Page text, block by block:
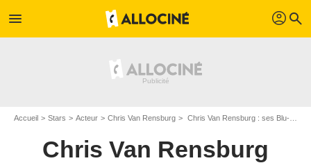
menu profil search
Accueil Stars Acteur Chris Van Rensburg Chris Van Rensburg : ses Blu-Ray, DVD, VOD, SVOD
Chris Van Rensburg